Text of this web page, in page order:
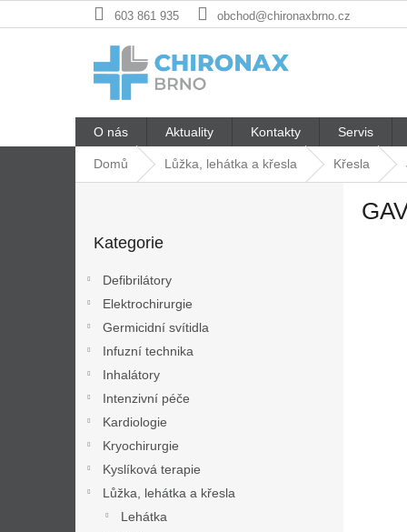
na
603 861 935 obchod@chironaxbrno.cz
O nás Aktuality Kontakty Servis
Domů Lůžka, lehátka a křesla Křesla
kategorie
Kategorie
Defibrilátory
Elektrochirurgie
Germicidní svítidla
Infuzní technika
Inhalátory
Intenzivní péče
Kardiologie
Kryochirurgie
Kyslíková terapie
Lůžka, lehátka a křesla
Lehátka